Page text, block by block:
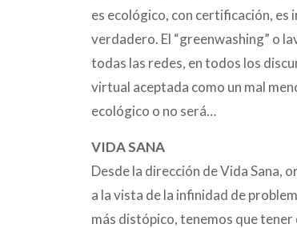
es ecológico, con certificación, es
verdadero. El “greenwashing” o
todas las redes, en todos los
virtual aceptada como un mal
ecológico o no será…
VIDA SANA
Desde la dirección de Vida Sana,
a la vista de la infinidad de
más distópico, tenemos que